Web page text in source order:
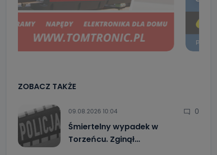
ZOBACZ TAKŻE
09.08.2026 10:04 0
Śmiertelny wypadek w
Torzeńcu. Zginął…